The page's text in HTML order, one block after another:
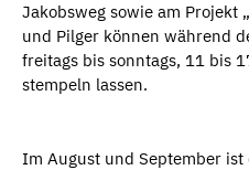
Jakobsweg sowie am Projekt „
und Pilger können während
freitags bis sonntags, 11 bis
stempeln lassen.
Im August und September